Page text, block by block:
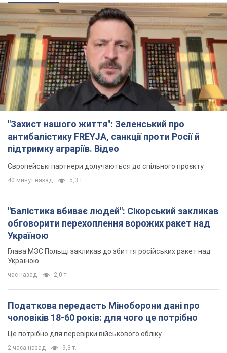
"Захист нашого життя": Зеленський про
антибалістику FREYJA, санкції проти Росії й
підтримку аграріїв. Відео
Європейські партнери долучаються до спільного проєкту
40 минут назад 5,3 т.
"Балістика вбиває людей": Сікорський закликав
обговорити перехоплення ворожих ракет над
Україною
Глава МЗС Польщі закликав до збиття російських ракет над
Україною
час назад 2,0 т.
Податкова передасть Міноборони дані про
чоловіків 18-60 років: для чого це потрібно
Це потрібно для перевірки військового обліку
2 часа назад 9,3 т.